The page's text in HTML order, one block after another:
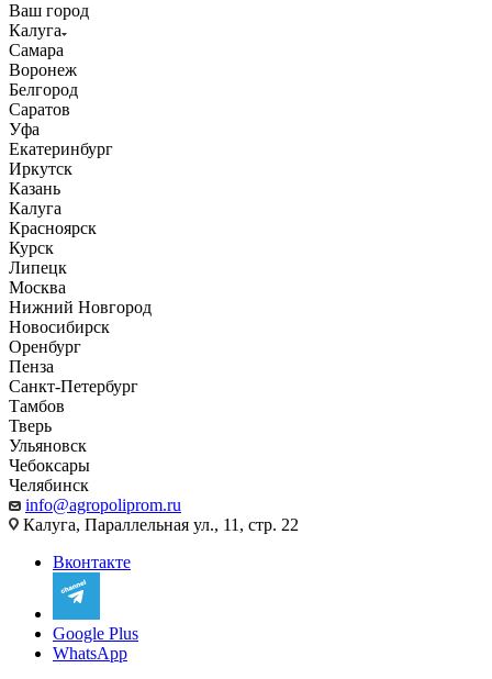
Ваш город
Калуга
Самара
Воронеж
Белгород
Саратов
Уфа
Екатеринбург
Иркутск
Казань
Калуга
Красноярск
Курск
Липецк
Москва
Нижний Новгород
Новосибирск
Оренбург
Пенза
Санкт-Петербург
Тамбов
Тверь
Ульяновск
Чебоксары
Челябинск
info@agropoliprom.ru
Калуга, Параллельная ул., 11, стр. 22
Вконтакте
Google Plus
WhatsApp